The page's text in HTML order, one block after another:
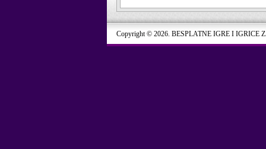
Copyright © 2026. BESPLATNE IGRE I IGRICE